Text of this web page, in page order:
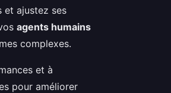
et ajustez ses
agents humains
complexes.
et à
pour améliorer